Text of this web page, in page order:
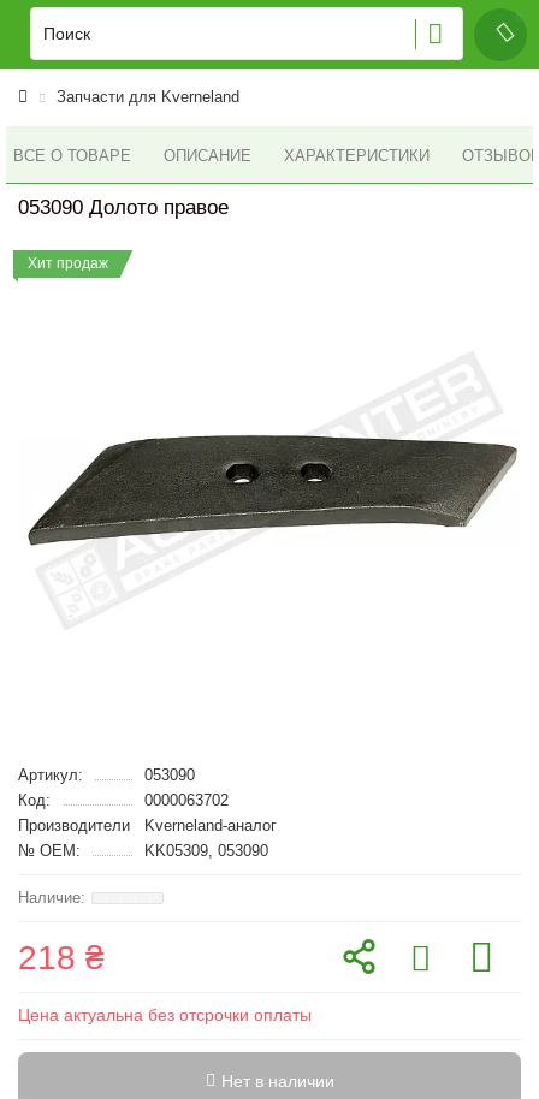
Запчасти для Kverneland
ВСЕ О ТОВАРЕ ОПИСАНИЕ ХАРАКТЕРИСТИКИ ОТЗЫВОВ
053090 Долото правое
Хит продаж
Артикул:
053090
Код:
0000063702
Производители
Kverneland-аналог
№ OEM:
KK05309, 053090
218 ₴
Цена актуальна без отсрочки оплаты
Нет в наличии